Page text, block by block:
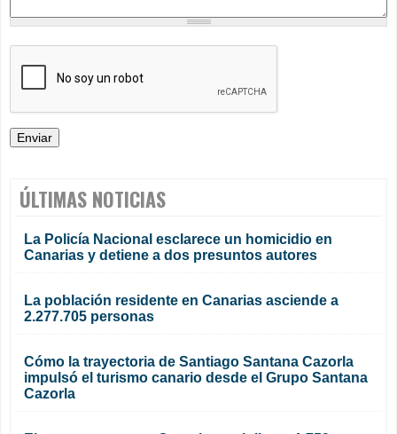
ÚLTIMAS NOTICIAS
La Policía Nacional esclarece un homicidio en
Canarias y detiene a dos presuntos autores
La población residente en Canarias asciende a
2.277.705 personas
Cómo la trayectoria de Santiago Santana Cazorla
impulsó el turismo canario desde el Grupo Santana
Cazorla